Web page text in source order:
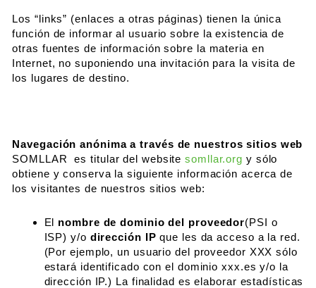
Los “links” (enlaces a otras páginas) tienen la única
función de informar al usuario sobre la existencia de
otras fuentes de información sobre la materia en
Internet, no suponiendo una invitación para la visita de
los lugares de destino.
Navegación anónima a través de nuestros sitios web
SOMLLAR es titular del websitesomllar.org y sólo
obtiene y conserva la siguiente información acerca de
los visitantes de nuestros sitios web:
El nombre de dominio del proveedor(PSI o
ISP) y/o dirección IP que les da acceso a la red.
(Por ejemplo, un usuario del proveedor XXX sólo
estará identificado con el dominio xxx.es y/o la
dirección IP.) La finalidad es elaborar estadísticas